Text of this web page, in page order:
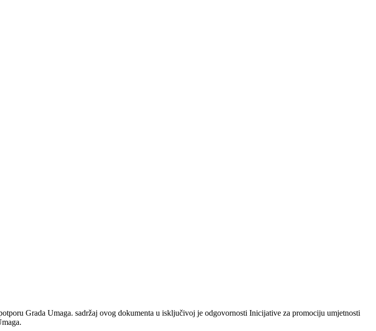
Grada Umaga. sadržaj ovog dokumenta u isključivoj je odgovornosti Inicijative za promociju umjetnosti